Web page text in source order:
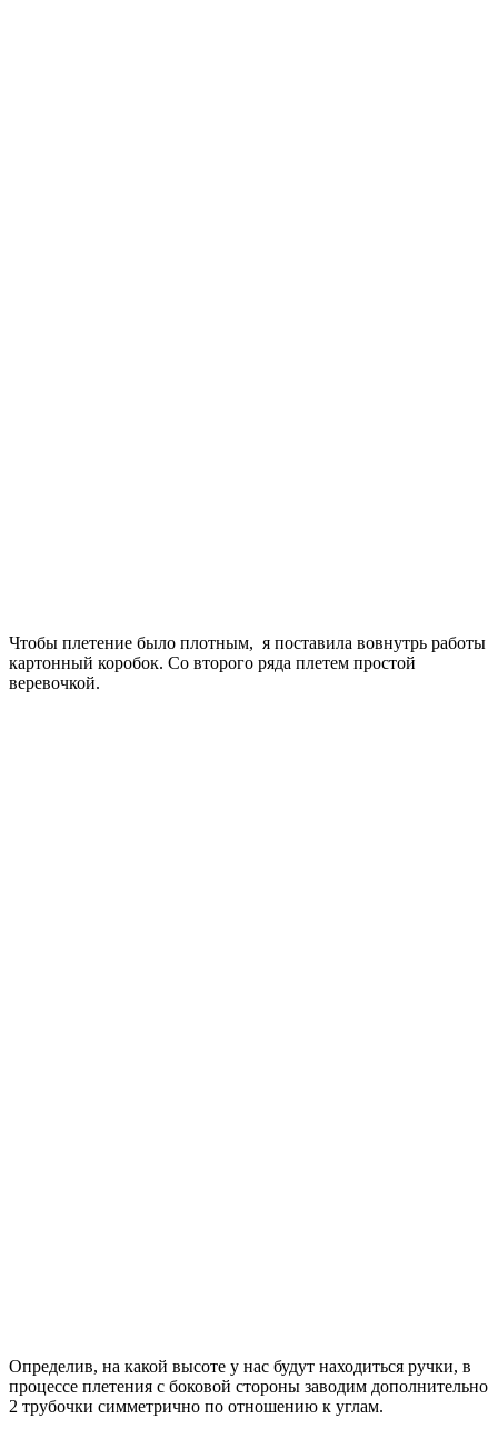
Чтобы плетение было плотным, я поставила вовнутрь работы
картонный коробок. Со второго ряда плетем простой
веревочкой.
Определив, на какой высоте у нас будут находиться ручки, в
процессе плетения с боковой стороны заводим дополнительно
2 трубочки симметрично по отношению к углам.